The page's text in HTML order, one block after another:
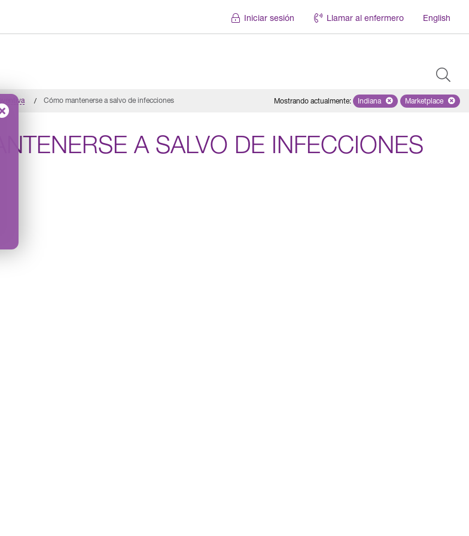
Iniciar sesión Llamar al enfermero English
Cómo mantenerse a salvo de infecciones Mostrando actualmente: Remove selected state
Indiana Remove
Marketplace
A SALVO DE INFECCIONES